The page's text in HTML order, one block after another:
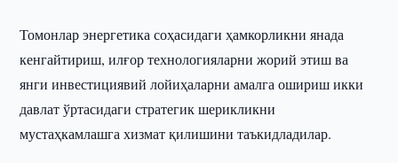
Томонлар энергетика соҳасидаги ҳамкорликни янада
кенгайтириш, илғор технологияларни жорий этиш ва
янги инвестициявий лойиҳаларни амалга ошириш икки
давлат ўртасидаги стратегик шерикликни
мустаҳкамлашга хизмат қилишини таъкидладилар.